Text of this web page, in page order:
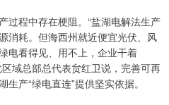
过程中存在梗阻。“盐湖电解法生产
消耗。但海西州就近便宜光伏、风
电看得见、用不上，企业干着
域总部总代表贠红卫说，完善可再
产“绿电直连”提供坚实依据。